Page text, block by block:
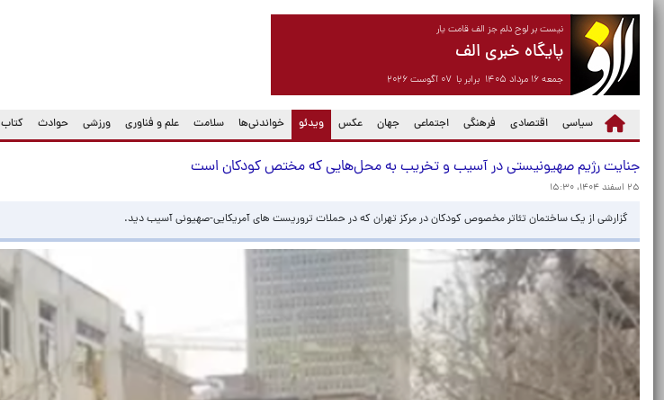
نیست بر لوح دلم جز الف قامت یار
پایگاه خبری الف
جمعه ۱۶ مرداد ۱۴۰۵ برابر با ۰۷ آگوست ۲۰۲۶
سیاسی اقتصادی فرهنگی اجتماعی جهان عکس ویدئو
(current) خواندنی‌ها سلامت علم و فناوری ورزشی حوادث کتاب
جنایت رژیم صهیونیستی در آسیب و تخریب به محل‌هایی که مختص کودکان است
۲۵ اسفند ۱۴۰۴، ۱۵:۳۰
گزارشی از یک ساختمان تئاتر مخصوص کودکان در مرکز تهران که در حملات تروریست های آمریکایی-صهیونی آسیب دید.